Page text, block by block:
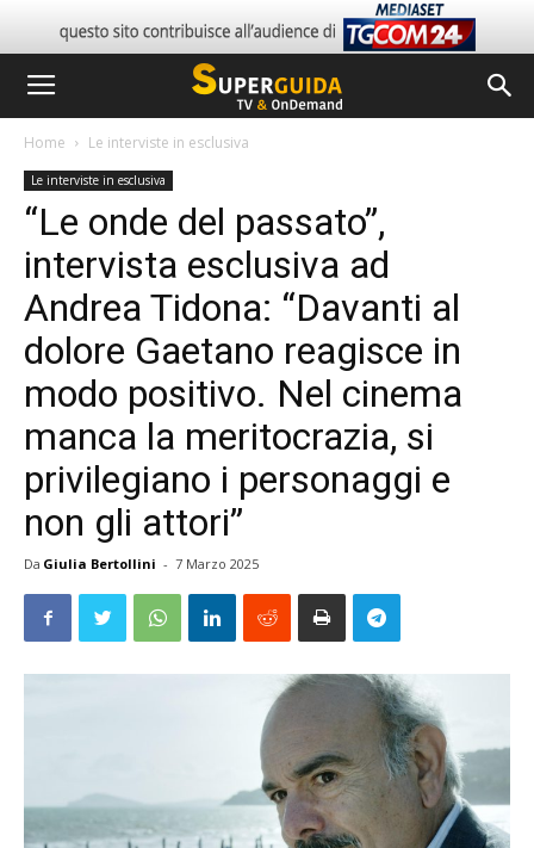
Home Le interviste in esclusiva
Le interviste in esclusiva
“Le onde del passato”,
intervista esclusiva ad
Andrea Tidona: “Davanti al
dolore Gaetano reagisce in
modo positivo. Nel cinema
manca la meritocrazia, si
privilegiano i personaggi e
non gli attori”
Da Giulia Bertollini - 7 Marzo 2025